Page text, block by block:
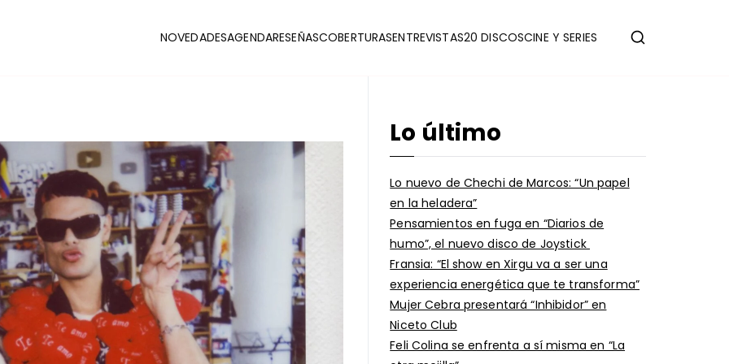
NOVEDADESAGENDARESEÑASCOBERTURASENTREVISTAS20 DISCOSCINE Y SERIES
Lo último
Lo nuevo de Chechi de Marcos: “Un papel
en la heladera”
Pensamientos en fuga en “Diarios de
humo”, el nuevo disco de Joystick
Fransia: “El show en Xirgu va a ser una
experiencia energética que te transforma”
Mujer Cebra presentará “Inhibidor” en
Niceto Club
Feli Colina se enfrenta a sí misma en “La